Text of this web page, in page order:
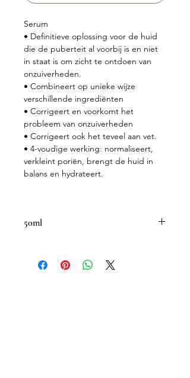
Serum
• Definitieve oplossing voor de huid
die de puberteit al voorbij is en niet
in staat is om zicht te ontdoen van
onzuiverheden.
• Combineert op unieke wijze
verschillende ingrediënten
• Corrigeert en voorkomt het
probleem van onzuiverheden
• Corrigeert ook het teveel aan vet.
• 4-voudige werking: normaliseert,
verkleint poriën, brengt de huid in
balans en hydrateert.
50ml
die na de puberteit er niet in slaagt
om de onzuiverheden en puistjes te